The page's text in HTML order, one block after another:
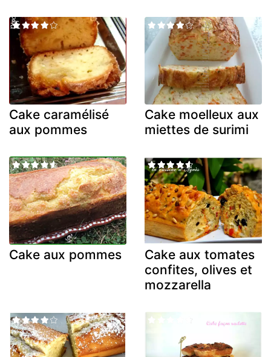
Cake caramélisé
aux pommes
Cake moelleux aux
miettes de surimi
Cake aux pommes
Cake aux tomates
confites, olives et
mozzarella